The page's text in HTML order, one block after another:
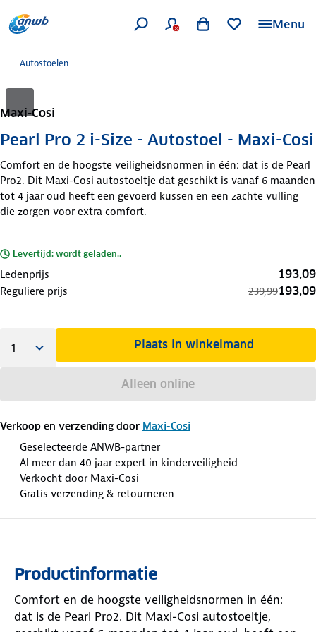
Menu
Autostoelen
Maxi-Cosi
Pearl Pro 2 i-Size - Autostoel - Maxi-Cosi
Comfort en de hoogste veiligheidsnormen in één: dat is de Pearl
Pro2. Dit Maxi-Cosi autostoeltje dat geschikt is vanaf 6 maanden
tot 4 jaar oud heeft een gevoerd kussen en een zachte vulling
die zorgen voor extra comfort.
Levertijd: wordt geladen..
Ledenprijs 193,09
Reguliere prijs 239,99193,09
Plaats in winkelmand
Alleen online
Verkoop en verzending door Maxi-Cosi
Geselecteerde ANWB-partner
Al meer dan 40 jaar expert in kinderveiligheid
Verkocht door Maxi-Cosi
Gratis verzending & retourneren
Productinformatie
Comfort en de hoogste veiligheidsnormen in één:
dat is de Pearl Pro2. Dit Maxi-Cosi autostoeltje,